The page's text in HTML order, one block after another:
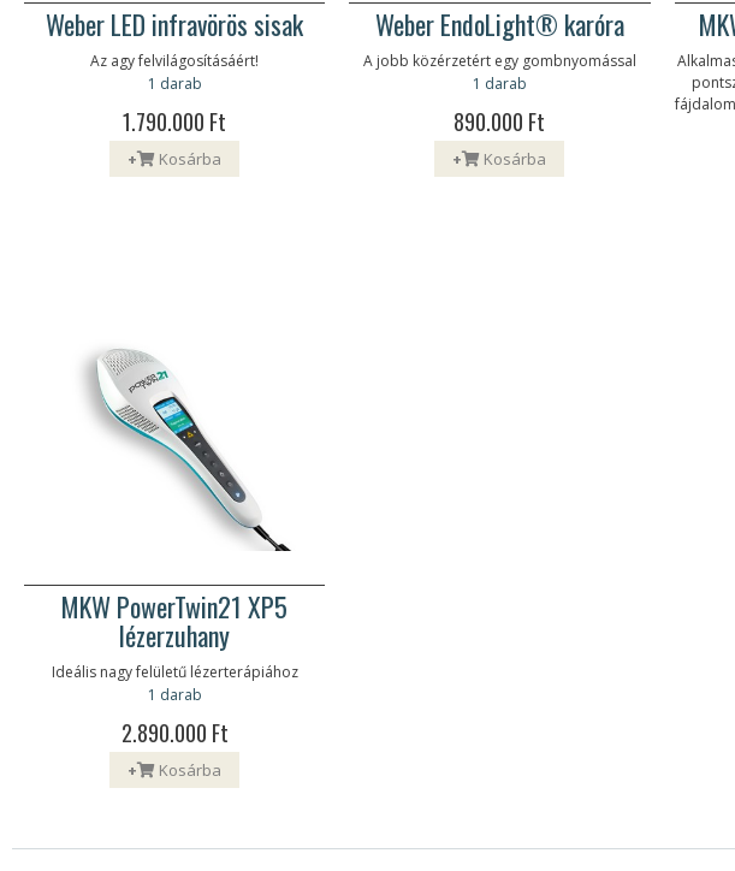
Weber LED infravörös sisak
Az agy felvilágosításáért!
1 darab
1.790.000 Ft
+ Kosárba
Weber EndoLight® karóra
A jobb közérzetért egy gombnyomással
1 darab
890.000 Ft
+ Kosárba
MKW PowerTwin21 XP5
lézerzuhany
Ideális nagy felületű lézerterápiához
1 darab
2.890.000 Ft
+ Kosárba